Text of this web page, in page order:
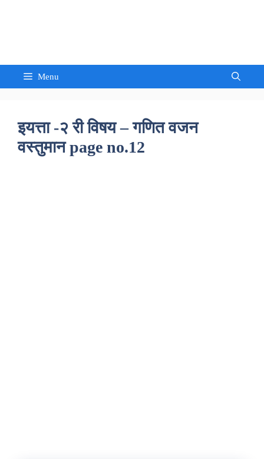
Menu
इयत्ता -२ री विषय – गणित वजन
वस्तुमान page no.12